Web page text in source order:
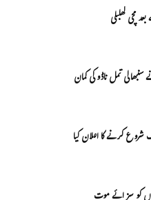
مچی کھلبلی
تمل ناڈو کی کمان
کرنے کا اعلان کیا